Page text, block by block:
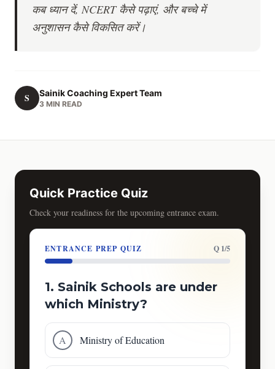
कब ध्यान दें, NCERT कैसे पढ़ाएं, और बच्चे में
अनुशासन कैसे विकसित करें।
S Sainik Coaching Expert Team
3 MIN READ
Quick Practice Quiz
Check your readiness for the upcoming entrance exam.
ENTRANCE PREP QUIZ Q 1/5
1. Sainik Schools are under
which Ministry?
A Ministry of Education